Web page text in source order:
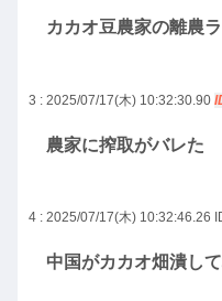
カカオ豆農家の離農
3 : 2025/07/17(木) 10:32:30.90
農家に搾取がバレた
4 : 2025/07/17(木) 10:32:46.26
中国がカカオ畑潰し